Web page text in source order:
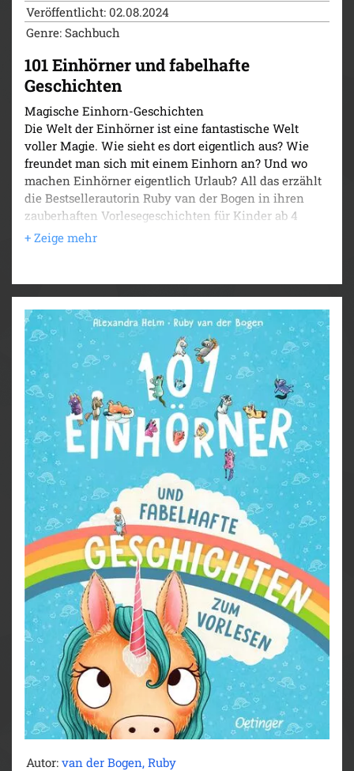
Veröffentlicht: 02.08.2024
Genre: Sachbuch
101 Einhörner und fabelhafte
Geschichten
Magische Einhorn-Geschichten
Die Welt der Einhörner ist eine fantastische Welt
voller Magie. Wie sieht es dort eigentlich aus? Wie
freundet man sich mit einem Einhorn an? Und wo
machen Einhörner eigentlich Urlaub? All das erzählt
die Bestsellerautorin Ruby van der Bogen in ihren
zauberhaften Vorlesegeschichten für Kinder ab 4
Jahren. Ob von ihrem besten Freund, dem Einhorn
Enno MacHorn, oder von ihrem magischen Häuschen
märchenhafter Geschichten und Bilder, die einen
der Einhörner geben. Zusätzlich erfahren Kinder, wie
sie selbst zu kleinen Einhorntolog*innen werden und
die Einhornwelt ganz einfach selbst erforschen
können. Ein wunderbarer Vorlesespaß für große und
kleine Einhorn-Fans und eine fantastische Reise in
eine Welt voller Wunder!
101 Einhörner und fabelhafte Geschichten zum
Vorlesen: Von Einhörnern empfohlen!
- Die Magie der Einhörner: Zauberhaftes Vorlesebuch
mit fantastischen Einhorn-Geschichten und
Illustrationen für Kinder ab 4 Jahren.
- Vorlesen und Wegträumen: Die fantasievollen
Geschichten eignen sich perfekt für kuschelige
Vorlesestunden.
- Die wunderbare Welt der Einhörner: Eine
unterhaltsame Entdeckungsreise, die kleine Einhorn-
Fans zu echten Einhorn-Expert*innen macht.
- Die Bestseller-Reihe: Mit wunderbaren Geschichten
von Ruby van der Bogen und Einhorn-tastischen
Bildern von Alexandra Helm.
Das zauberhafte Vorlesebuch ist ein Muss für jedes
Bücherregal kleiner Einhorn-Fans. Eine einzigartige
Reise in die fantastische Welt der Einhörner und ein
magisches Vorlesevergnügen für Familien mit
Kindern ab 4 Jahren.
Autor: van der Bogen, Ruby